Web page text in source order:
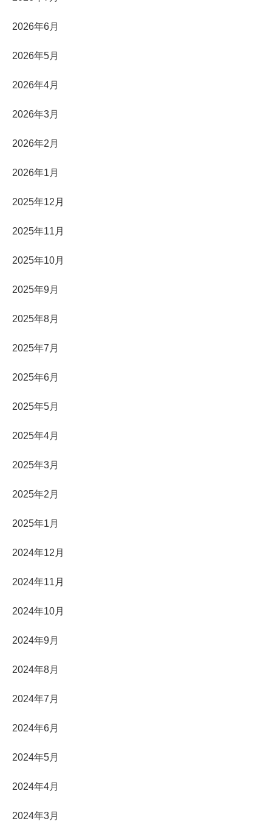
2026年6月
2026年5月
2026年4月
2026年3月
2026年2月
2026年1月
2025年12月
2025年11月
2025年10月
2025年9月
2025年8月
2025年7月
2025年6月
2025年5月
2025年4月
2025年3月
2025年2月
2025年1月
2024年12月
2024年11月
2024年10月
2024年9月
2024年8月
2024年7月
2024年6月
2024年5月
2024年4月
2024年3月